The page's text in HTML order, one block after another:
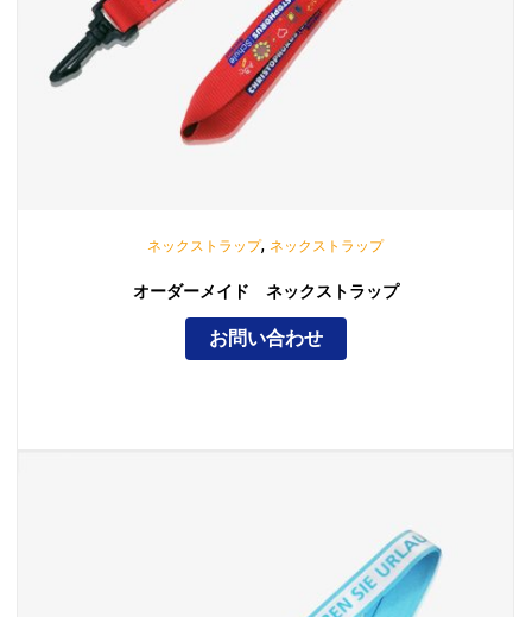
ネックストラップ, ネックストラップ
オーダーメイド ネックストラップ
お問い合わせ